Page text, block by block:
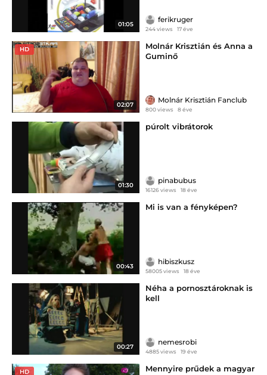
01:05
ferikruger
244 views 17 éve
HD
02:07
Molnár Krisztián és Anna a
Guminő
Molnár Krisztián Fanclub
800 views 8 éve
01:30
púrolt vibrátorok
pinabubus
16126 views 18 éve
00:43
Mi is van a fényképen?
hibiszkusz
58005 views 18 éve
00:27
Néha a pornosztároknak is
kell
nemesrobi
4885 views 19 éve
HD
Mennyire prűdek a magyar